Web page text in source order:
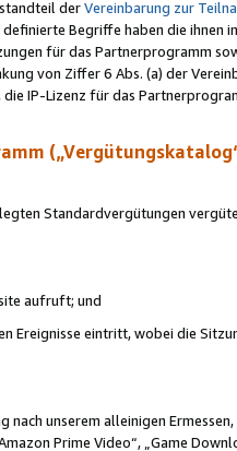
derVereinbarung zur
Begriffe haben die ihnen
für das Partnerprogramm
von Ziffer 6 Abs. (a) der
IP-Lizenz für das
Standardvergütungen
aufruft; und
Ereignisse eintritt, wobei die
unserem alleinigen
Prime Video“, „Game